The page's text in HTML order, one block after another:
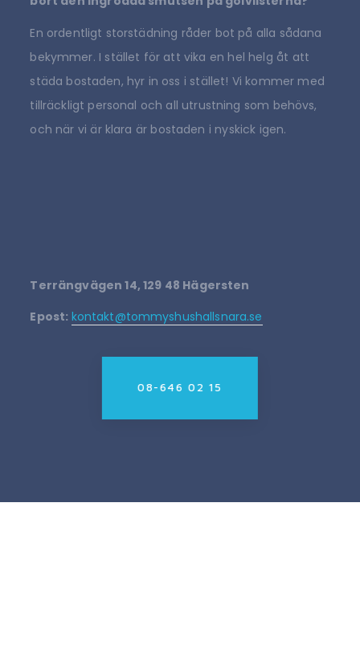
En ordentligt storstädning råder bot på alla sådana
bekymmer. I stället för att vika en hel helg åt att
städa bostaden, hyr in oss i stället! Vi kommer med
tillräckligt personal och all utrustning som behövs,
och när vi är klara är bostaden i nyskick igen.
Terrängvägen 14, 129 48 Hägersten
Epost: kontakt@tommyshushallsnara.se
08-646 02 15